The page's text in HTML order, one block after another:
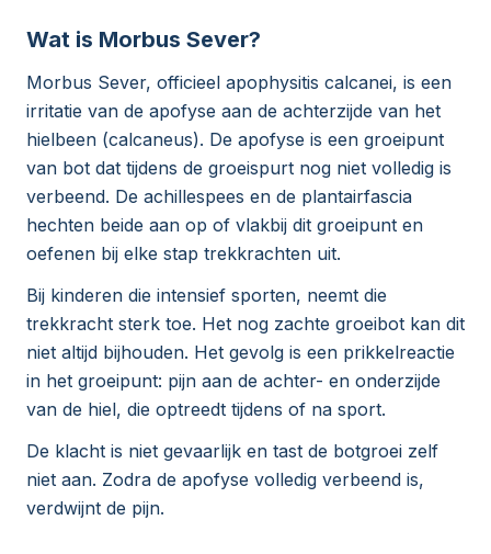
Wat is Morbus Sever?
Morbus Sever, officieel apophysitis calcanei, is een
irritatie van de apofyse aan de achterzijde van het
hielbeen (calcaneus). De apofyse is een groeipunt
van bot dat tijdens de groeispurt nog niet volledig is
verbeend. De achillespees en de plantairfascia
hechten beide aan op of vlakbij dit groeipunt en
oefenen bij elke stap trekkrachten uit.
Bij kinderen die intensief sporten, neemt die
trekkracht sterk toe. Het nog zachte groeibot kan dit
niet altijd bijhouden. Het gevolg is een prikkelreactie
in het groeipunt: pijn aan de achter- en onderzijde
van de hiel, die optreedt tijdens of na sport.
De klacht is niet gevaarlijk en tast de botgroei zelf
niet aan. Zodra de apofyse volledig verbeend is,
verdwijnt de pijn.